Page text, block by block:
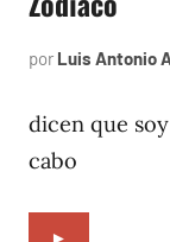
por Luis Antonio
dicen que
cabo
►